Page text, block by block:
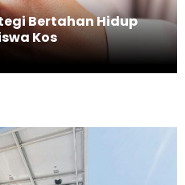
Bertahan Hidup
Kos